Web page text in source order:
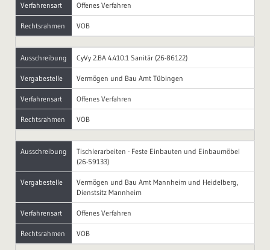
Verfahrensart Offenes Verfahren
Rechtsrahmen VOB
Ausschreibung CyVy 2.BA 4.410.1 Sanitär (26-86122)
Vergabestelle Vermögen und Bau Amt Tübingen
Verfahrensart Offenes Verfahren
Rechtsrahmen VOB
Ausschreibung
Tischlerarbeiten - Feste Einbauten und Einbaumöbel
(26-59133)
Vergabestelle
Vermögen und Bau Amt Mannheim und Heidelberg,
Dienstsitz Mannheim
Verfahrensart Offenes Verfahren
Rechtsrahmen VOB